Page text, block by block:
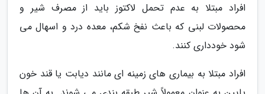
افراد مبتلا به عدم تحمل لاکتوز باید از مصرف شیر و
محصولات لبنی که باعث نفخ شکم، معده درد و اسهال می
شود خودداری کنند.
افراد مبتلا به بیماری های زمینه ای مانند دیابت یا قند خون